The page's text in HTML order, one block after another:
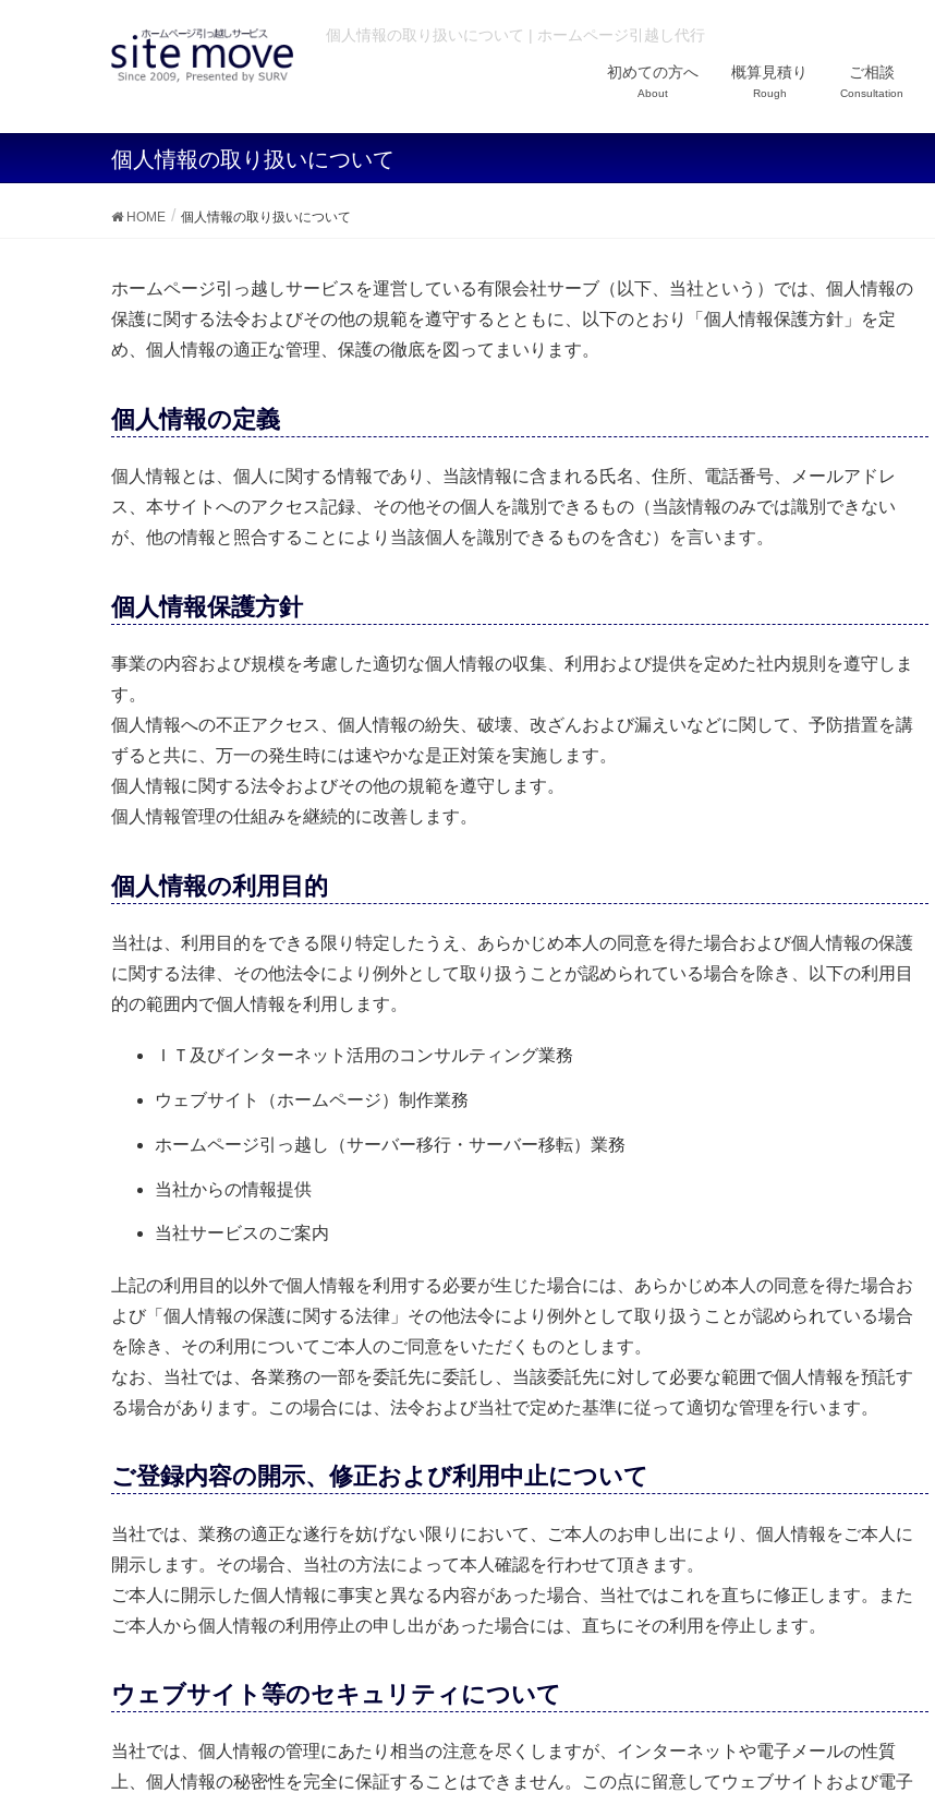
個人情報の取り扱いについて | ホームページ引越し代行
初めての方へ
About
概算見積り
Rough
ご相談
Consultation
個人情報の取り扱いについて
HOME 個人情報の取り扱いについて
ホームページ引っ越しサービスを運営している有限会社サーブ（以下、当社という）では、個人情報の
保護に関する法令およびその他の規範を遵守するとともに、以下のとおり「個人情報保護方針」を定
め、個人情報の適正な管理、保護の徹底を図ってまいります。
個人情報の定義
個人情報とは、個人に関する情報であり、当該情報に含まれる氏名、住所、電話番号、メールアドレ
ス、本サイトへのアクセス記録、その他その個人を識別できるもの（当該情報のみでは識別できない
が、他の情報と照合することにより当該個人を識別できるものを含む）を言います。
個人情報保護方針
事業の内容および規模を考慮した適切な個人情報の収集、利用および提供を定めた社内規則を遵守しま
す。
個人情報への不正アクセス、個人情報の紛失、破壊、改ざんおよび漏えいなどに関して、予防措置を講
ずると共に、万一の発生時には速やかな是正対策を実施します。
個人情報に関する法令およびその他の規範を遵守します。
個人情報管理の仕組みを継続的に改善します。
個人情報の利用目的
当社は、利用目的をできる限り特定したうえ、あらかじめ本人の同意を得た場合および個人情報の保護
に関する法律、その他法令により例外として取り扱うことが認められている場合を除き、以下の利用目
的の範囲内で個人情報を利用します。
ＩＴ及びインターネット活用のコンサルティング業務
ウェブサイト（ホームページ）制作業務
ホームページ引っ越し（サーバー移行・サーバー移転）業務
当社からの情報提供
当社サービスのご案内
上記の利用目的以外で個人情報を利用する必要が生じた場合には、あらかじめ本人の同意を得た場合お
よび「個人情報の保護に関する法律」その他法令により例外として取り扱うことが認められている場合
を除き、その利用についてご本人のご同意をいただくものとします。
なお、当社では、各業務の一部を委託先に委託し、当該委託先に対して必要な範囲で個人情報を預託す
る場合があります。この場合には、法令および当社で定めた基準に従って適切な管理を行います。
ご登録内容の開示、修正および利用中止について
当社では、業務の適正な遂行を妨げない限りにおいて、ご本人のお申し出により、個人情報をご本人に
開示します。その場合、当社の方法によって本人確認を行わせて頂きます。
ご本人に開示した個人情報に事実と異なる内容があった場合、当社ではこれを直ちに修正します。また
ご本人から個人情報の利用停止の申し出があった場合には、直ちにその利用を停止します。
ウェブサイト等のセキュリティについて
当社では、個人情報の管理にあたり相当の注意を尽くしますが、インターネットや電子メールの性質
上、個人情報の秘密性を完全に保証することはできません。この点に留意してウェブサイトおよび電子